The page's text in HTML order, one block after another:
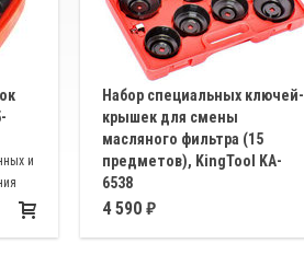
и
Набор специальных ключей-
крышек для смены
масляного фильтра (15
предметов), KingTool KA-
6538
Съёмники-чашки из прочного
4 590